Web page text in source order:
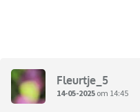
Fleurtje_5
14-05-2025 om 14:45